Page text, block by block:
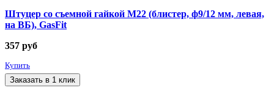
Штуцер со съемной гайкой М22 (блистер, ф9/12 мм, левая,
на ВБ), GasFit
357 руб
Купить
Заказать в 1 клик